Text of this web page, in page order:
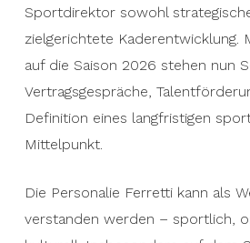
Sportdirektor sowohl
zielgerichtete Kaderentwicklung.
auf die Saison 2026 stehen nun
Vertragsgespräche,
Definition eines langfristigen
Mittelpunkt.
Die Personalie Ferretti kann als
verstanden werden – sportlich,